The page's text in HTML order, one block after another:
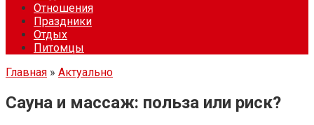
Отношения
Праздники
Отдых
Питомцы
Главная » Актуально
Сауна и массаж: польза или риск?